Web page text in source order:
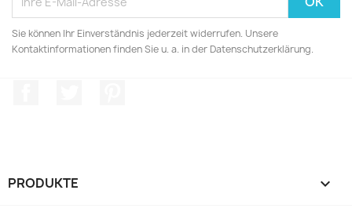
Sie können Ihr Einverständnis jederzeit widerrufen. Unsere
Kontaktinformationen finden Sie u. a. in der Datenschutzerklärung.
PRODUKTE 